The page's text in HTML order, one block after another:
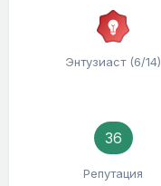
Энтузиаст (6/14)
36
Репутация